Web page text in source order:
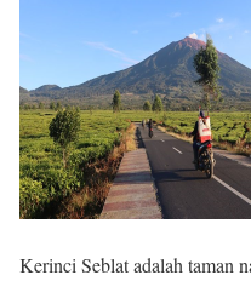
Kerinci Seblat adalah taman